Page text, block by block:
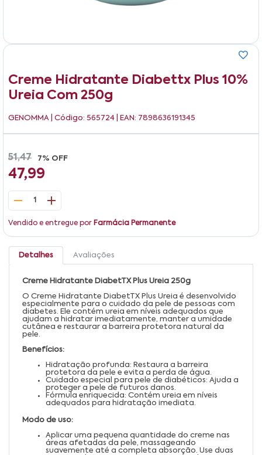
Creme Hidratante Diabettx Plus 10%
Ureia Com 250g
GENOMMA | Código: 565724 | EAN: 7898636191345
51,47 7% OFF
47,99
1
Vendido e entregue por Farmácia Permanente
Detalhes Avaliações
Creme Hidratante DiabetTX Plus Ureia 250g
O Creme Hidratante DiabetTX Plus Ureia é desenvolvido
especialmente para o cuidado da pele de pessoas com
diabetes. Ele contém ureia em níveis adequados que
ajudam a hidratar imediatamente, manter a umidade
cutânea e restaurar a barreira protetora natural da
pele.
Benefícios:
Hidratação profunda: Restaura a barreira
protetora da pele e evita a perda de água.
Cuidado especial para pele de diabéticos: Ajuda a
proteger a pele de futuros danos.
Fórmula enriquecida: Contém ureia em níveis
adequados para hidratação imediata.
Modo de uso:
Aplicar uma pequena quantidade do creme nas
áreas afetadas da pele, massageando
suavemente até a completa absorção. Use duas